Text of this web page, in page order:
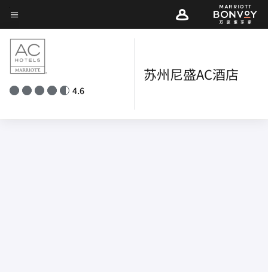
Skip
to
main
content
菜单文本
4.6
苏州尼盛AC酒店